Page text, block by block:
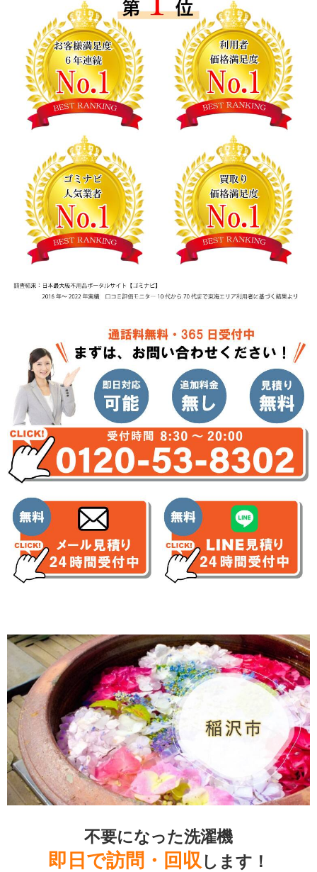
不要になった洗濯機
即日で訪問・回収 します！